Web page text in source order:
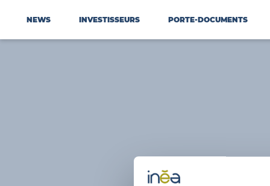
NEWS INVESTISSEURS PORTE-DOCUMENTS